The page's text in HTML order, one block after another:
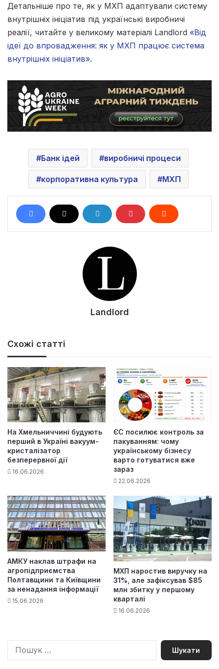
Детальніше про те, як у МХП адаптували систему
внутрішніх ініціатив під українські виробничі
реалії, читайте у великому матеріалі Landlord «Від
ідеї до впровадження: як у МХП працює система
внутрішніх ініціатив».
Банк ідей виробничі процеси
корпоративна культура МХП
Landlord
Схожі статті
На Хмельниччині будують
перший в Україні вакуум-
кристалізатор
безперервної дії
16.06.2026
ЄС посилює контроль за
пакуванням: чому
українському бізнесу
варто готуватися вже
зараз
22.06.2026
АМКУ наклав штрафи на
агропідприємства
Полтавщини та Київщини
за ненадання інформації
15.06.2026
МХП наростив виручку на
31%, але зафіксував $85
млн збитку у першому
кварталі
16.06.2026
П